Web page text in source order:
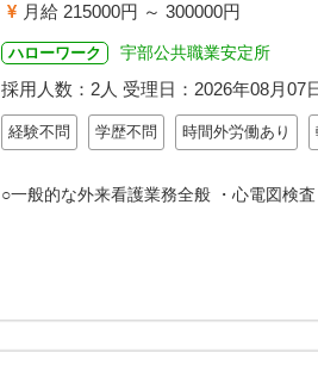
月給 215000円 ～ 300000円
ハローワーク 宇部公共職業安定所
採用人数：2人 受理日： 2026年08月07
経験不問 学歴不問 時間外労働あり
○一般的な外来看護業務全般 ・心電図検